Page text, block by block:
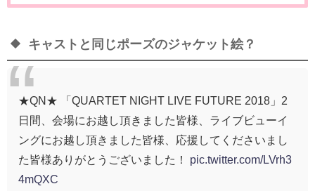
キャストと同じポーズのジャケット絵？
★QN★ 「QUARTET NIGHT LIVE FUTURE 2018」2
日間、会場にお越し頂きました皆様、ライブビューイ
ングにお越し頂きました皆様、応援してくださいまし
た皆様ありがとうございました！ pic.twitter.com/LVrh3
4mQXC